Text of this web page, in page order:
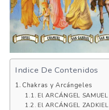
Indice De Contenidos
Chakras y Arcángeles
El ARCÁNGEL SAMUEL
El ARCÁNGEL ZADKIEL